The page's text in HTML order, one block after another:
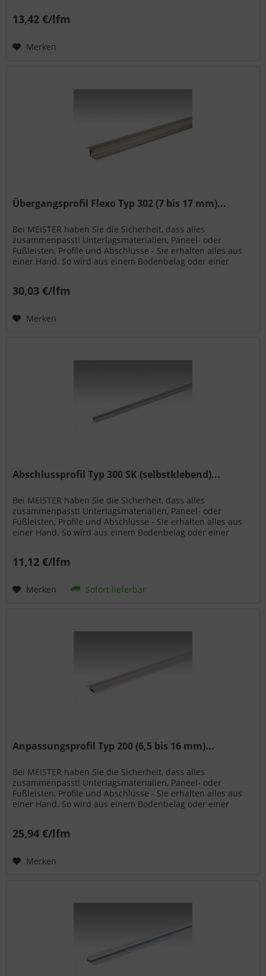
13,42 €/lfm
Merken
Übergangsprofil Flexo Typ 302 (7 bis 17 mm)...
Bei MEISTER haben Sie die Sicherheit, dass alles
zusammenpasst! Unterlagsmaterialien, Paneel- oder
Fußleisten, Profile und Abschlüsse - Sie erhalten alles aus
einer Hand. So wird aus einem Bodenbelag oder einer
30,03 €/lfm
Merken
Abschlussprofil Typ 300 SK (selbstklebend)...
Bei MEISTER haben Sie die Sicherheit, dass alles
zusammenpasst! Unterlagsmaterialien, Paneel- oder
Fußleisten, Profile und Abschlüsse - Sie erhalten alles aus
einer Hand. So wird aus einem Bodenbelag oder einer
11,12 €/lfm
Merken Sofort lieferbar
Anpassungsprofil Typ 200 (6,5 bis 16 mm)...
Bei MEISTER haben Sie die Sicherheit, dass alles
zusammenpasst! Unterlagsmaterialien, Paneel- oder
Fußleisten, Profile und Abschlüsse - Sie erhalten alles aus
einer Hand. So wird aus einem Bodenbelag oder einer
25,94 €/lfm
Merken